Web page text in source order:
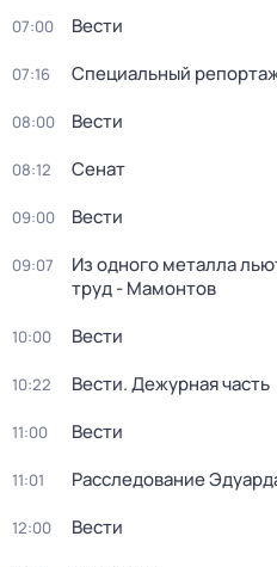
07:00 Вести
07:16 Специальный
08:00 Вести
08:12 Сенат
09:00 Вести
09:07
Из одного металла
труд - Мамонтов
10:00 Вести
10:22 Вести. Дежурная часть
11:00 Вести
11:01 Расследование
12:00 Вести